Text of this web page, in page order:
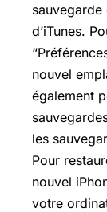
sauvegarde
d’iTunes.
nouvel
également
les
Pour
nouvel
votre